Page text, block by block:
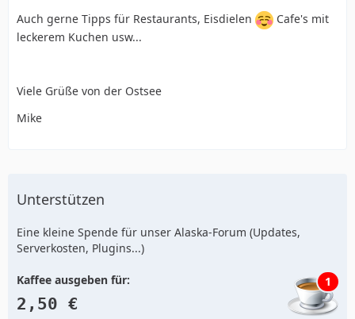
Auch gerne Tipps für Restaurants, Eisdielen
Cafe's mit
leckerem Kuchen usw...
Viele Grüße von der Ostsee
Mike
Unterstützen
Eine kleine Spende für unser Alaska-Forum (Updates,
Serverkosten, Plugins...)
Kaffee ausgeben für:
2,50 €
1